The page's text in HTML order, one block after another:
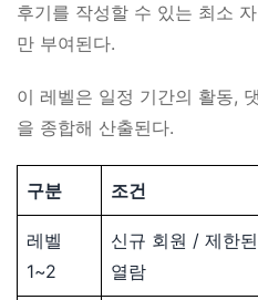
후기를 작성할 수 있는 최소
만 부여된다.
이 레벨은 일정 기간의 활동,
을 종합해 산출된다.
구분 조건
레벨
1~2
신규 회원 / 제한된
열람